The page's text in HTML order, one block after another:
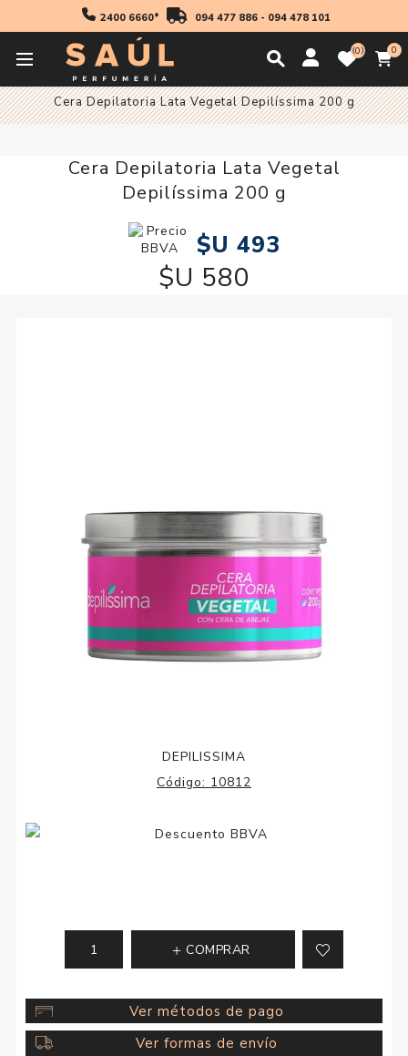
2400 6660* 094 477 886- 094 478 101
0 0
Inicio Higiene
Cera Depilatoria Lata Vegetal Depilíssima 200 g
Cera Depilatoria Lata Vegetal
Depilíssima 200 g
$U 493
$U 580
DEPILISSIMA
Código: 10812
COMPRAR
Ver métodos de pago
Ver formas de envío